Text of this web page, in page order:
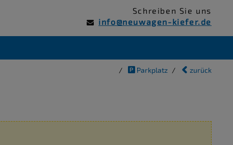
Schreiben Sie uns
info@neuwagen-kiefer.de
zurück
Parkplatz